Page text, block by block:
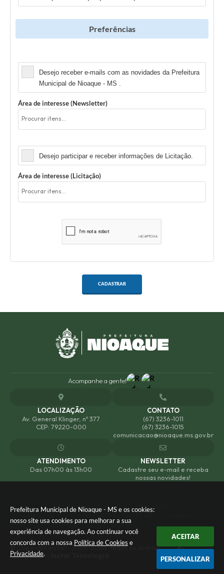
Prefeitura Municipal de Nioaque - MS e os cookies:
nosso site usa cookies para melhorar a sua
experiência de navegação. Ao continuar você
concorda com a nossa Política de Cookies e
Privacidade.
ACEITAR
PERSONALIZAR
Preferências
Desejo receber e-mails com as novidades da Prefeitura
Municipal de Nioaque - MS .
Área de interesse (Newsletter)
Desejo participar e receber informações de Licitação.
Área de interesse (Licitação)
CADASTRAR
Acompanhe a gente!
LOCALIZAÇÃO
Av. General Klinger, nº 377
CEP: 79220-000
CONTATO
(67) 3236-1011
(67) 3236-1015
comunicacao@nioaque.ms.gov.br
ATENDIMENTO
Das 07h00 às 13h00
NEWSLETTER
Cadastre seu e-mail e receba
nossas novidades!
Versão do Sistema:
3.5.3 - 19/06/2026
Portal atualizado em:
© Copyright Instar - 2006-2026. Todos os direitos
reservados -